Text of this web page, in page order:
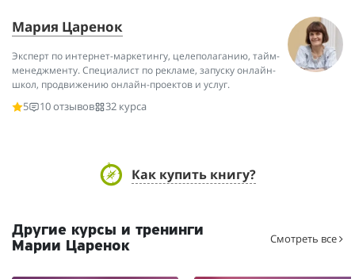
Мария Царенок
Эксперт по интернет-маркетингу, целеполаганию, тайм-
менеджменту. Специалист по рекламе, запуску онлайн-
школ, продвижению онлайн-проектов и услуг.
5
10 отзывов 32 курса
Как купить книгу?
Другие курсы и тренинги
Марии Царенок
Смотреть все